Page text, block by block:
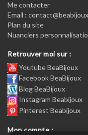
Me contacter
Email :
Plan du site
Nuanciers
Retrouver moi sur :
Youtube BeaBijoux
Facebook BeaBijoux
Blog BeaBijoux
Instagram Beabijoux
Pinterest Beabijoux
Mon compte :